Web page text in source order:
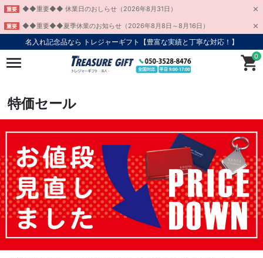
重要 ◆◆重要◆◆ 休業日のおしらせ（2026年8月31日）
重要
◆◆重要◆◆夏季休業のお知らせ（2026年8月8日～8月16日）
名入れ記念品なら トレジャーギフト【豊富な実績と丁寧な対応！】
0
特価セール